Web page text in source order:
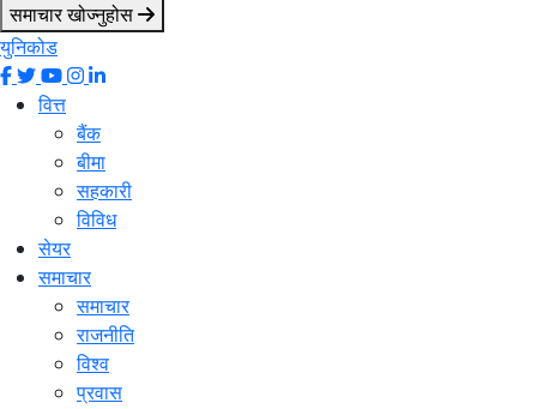
समाचार खोज्नुहोस
युनिकोड
वित्त
बैंक
बीमा
सहकारी
विविध
सेयर
समाचार
समाचार
राजनीति
विश्व
प्रवास